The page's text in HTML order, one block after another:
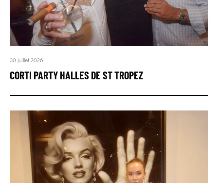
30 juillet 2026
CORTI PARTY HALLES DE ST TROPEZ